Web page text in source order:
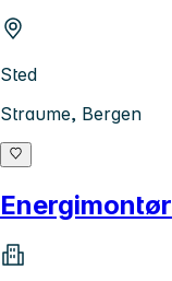
Sted
Straume, Bergen
Energimontør